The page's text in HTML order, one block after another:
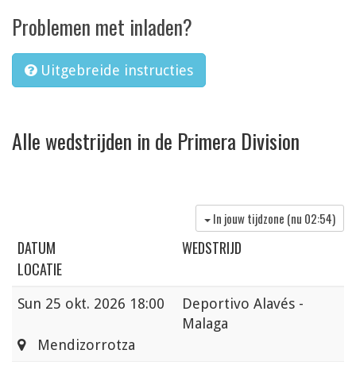
Problemen met inladen?
Uitgebreide instructies
Alle wedstrijden in de Primera Division
In jouw tijdzone (nu 02:54)
DATUM
WEDSTRIJD
LOCATIE
Sun 25 okt. 2026 18:00
Deportivo Alavés -
Malaga
Mendizorrotza